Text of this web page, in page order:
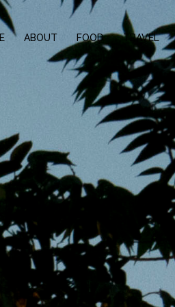
ABOUT FOOD TRAVEL